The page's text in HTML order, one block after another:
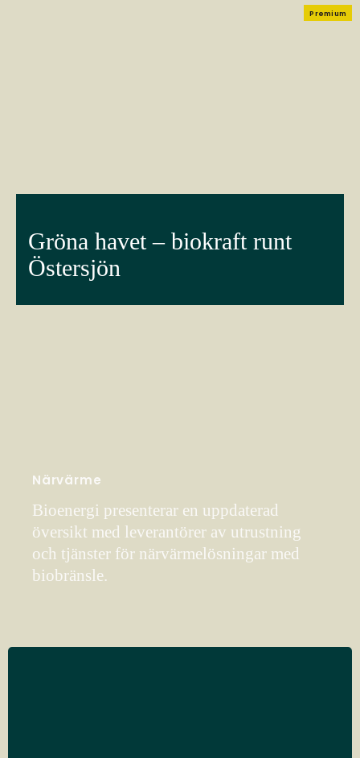
Premium
Gröna havet – biokraft runt
Östersjön
Närvärme
Bioenergi presenterar en uppdaterad
översikt med leverantörer av utrustning
och tjänster för närvärmelösningar med
biobränsle.